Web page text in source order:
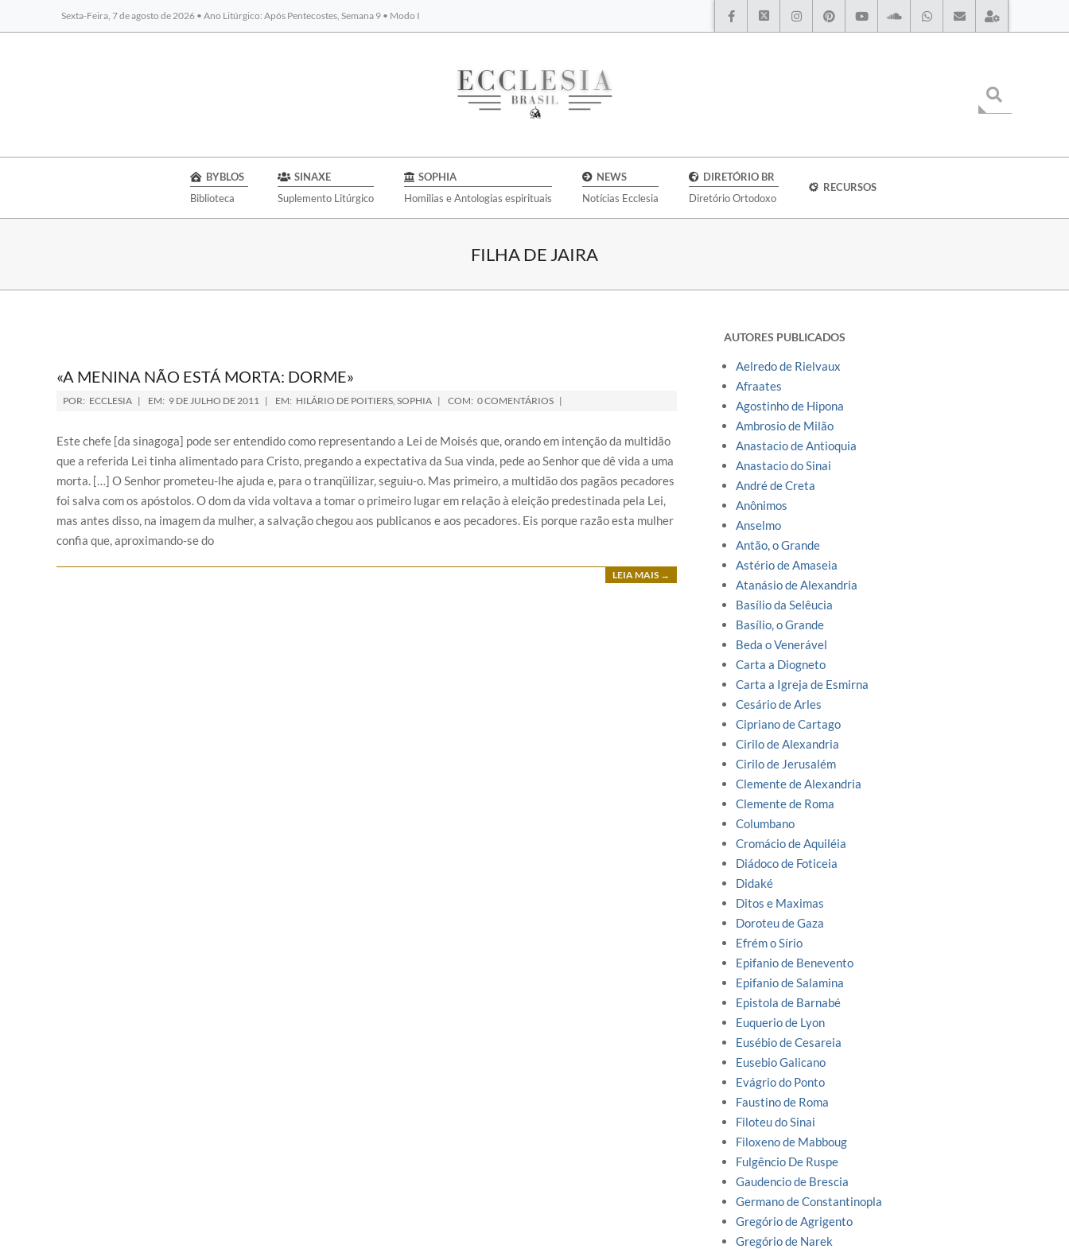
Sexta-Feira, 7 de agosto de 2026 • Ano Litúrgico: Após Pentecostes, Semana 9 • Modo I
BYBLOS
BYBLOS
Biblioteca
SINAXE
Suplemento Litúrgico
SOPHIA
Homilias e Antologias espirituais
NEWS
Notícias Ecclesia
DIRETÓRIO BR
Diretório Ortodoxo
RECURSOS
FILHA DE JAIRA
«A MENINA NÃO ESTÁ MORTA: DORME»
POR: ECCLESIA EM: 9 DE JULHO DE 2011 EM: HILÁRIO DE POITIERS, SOPHIA COM: 0 COMENTÁRIOS
Este chefe [da sinagoga] pode ser entendido como representando a Lei de Moisés que, orando em intenção da multidão
que a referida Lei tinha alimentado para Cristo, pregando a expectativa da Sua vinda, pede ao Senhor que dê vida a uma
morta. […] O Senhor prometeu-lhe ajuda e, para o tranqüilizar, seguiu-o. Mas primeiro, a multidão dos pagãos pecadores
foi salva com os apóstolos. O dom da vida voltava a tomar o primeiro lugar em relação à eleição predestinada pela Lei,
mas antes disso, na imagem da mulher, a salvação chegou aos publicanos e aos pecadores. Eis porque razão esta mulher
confia que, aproximando-se do
LEIA MAIS →
AUTORES PUBLICADOS
Aelredo de Rielvaux
Afraates
Agostinho de Hipona
Ambrosio de Milão
Anastacio de Antioquia
Anastacio do Sinai
André de Creta
Anônimos
Anselmo
Antão, o Grande
Astério de Amaseia
Atanásio de Alexandria
Basílio da Selêucia
Basílio, o Grande
Beda o Venerável
Carta a Diogneto
Carta a Igreja de Esmirna
Cesário de Arles
Cipriano de Cartago
Cirilo de Alexandria
Cirilo de Jerusalém
Clemente de Alexandria
Clemente de Roma
Columbano
Cromácio de Aquiléia
Diádoco de Foticeia
Didaké
Ditos e Maximas
Doroteu de Gaza
Efrém o Sírio
Epifanio de Benevento
Epifanio de Salamina
Epistola de Barnabé
Euquerio de Lyon
Eusébio de Cesareia
Eusebio Galicano
Evágrio do Ponto
Faustino de Roma
Filoteu do Sinai
Filoxeno de Mabboug
Fulgêncio De Ruspe
Gaudencio de Brescia
Germano de Constantinopla
Gregório de Agrigento
Gregório de Narek